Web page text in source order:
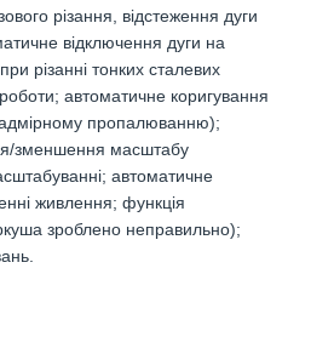
різання, відстеження дуги
відключення дуги на
різанні тонких сталевих
автоматичне коригування
пропалюванню);
зменшення масштабу
автоматичне
живлення; функція
зроблено неправильно);